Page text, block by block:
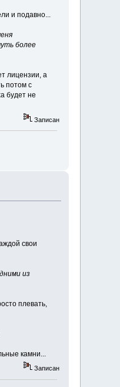
и подавно...
более
лицензии, а
потом с
будет не
Записан
свои
из
плевать,
камни...
Записан